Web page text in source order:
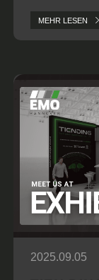
MEHR LESEN
2025.09.05